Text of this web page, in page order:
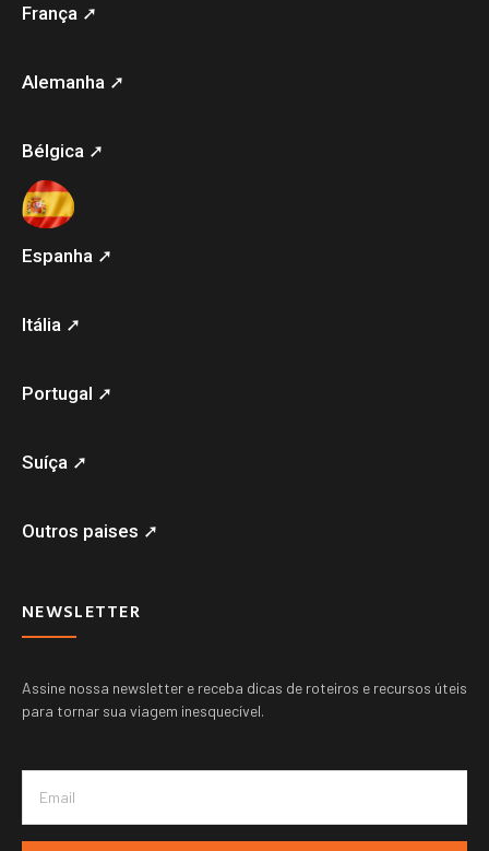
França ➚
Alemanha ➚
Bélgica ➚
Espanha ➚
Itália ➚
Portugal ➚
Suíça ➚
Outros paises ➚
NEWSLETTER
Assine nossa newsletter e receba dicas de roteiros e recursos úteis
para tornar sua viagem inesquecível.